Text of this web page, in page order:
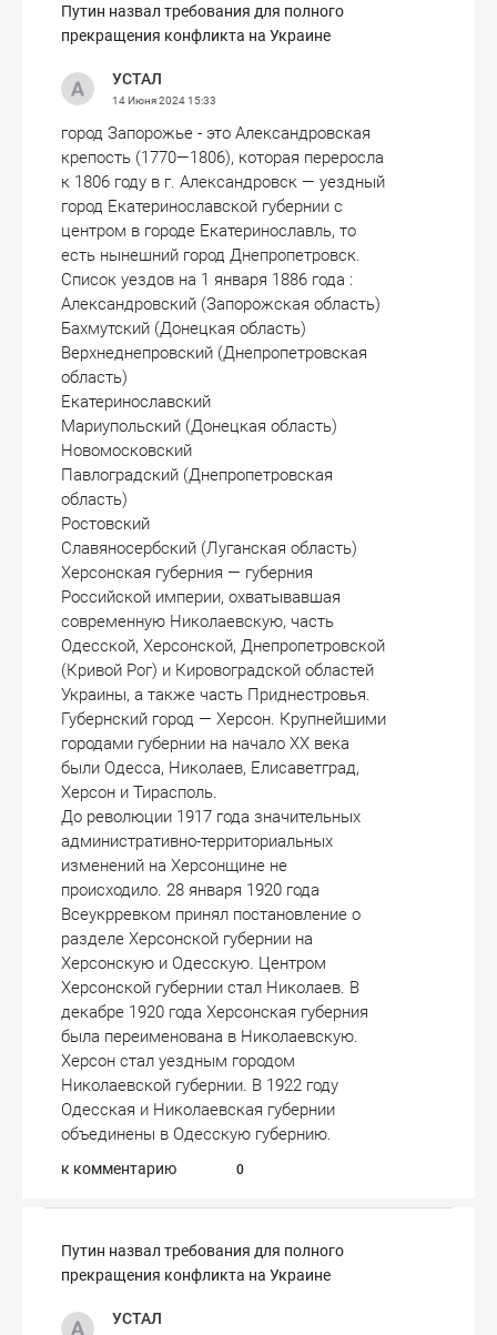
Путин назвал требования для полного
прекращения конфликта на Украине
УСТАЛ
14 Июня 202415:33
город Запорожье - это Александровская
крепость (1770—1806), которая переросла
к 1806 году в г. Александровск — уездный
город Екатеринославской губернии с
центром в городе Екатеринославль, то
есть нынешний город Днепропетровск.
Список уездов на 1 января 1886 года :
Александровский (Запорожская область)
Бахмутский (Донецкая область)
Верхнеднепровский (Днепропетровская
область)
Екатеринославский
Мариупольский (Донецкая область)
Новомосковский
Павлоградский (Днепропетровская
область)
Ростовский
Славяносербский (Луганская область)
Херсонская губерния — губерния
Российской империи, охватывавшая
современную Николаевскую, часть
Одесской, Херсонской, Днепропетровской
(Кривой Рог) и Кировоградской областей
Украины, а также часть Приднестровья.
Губернский город — Херсон. Крупнейшими
городами губернии на начало XX века
были Одесса, Николаев, Елисаветград,
Херсон и Тирасполь.
До революции 1917 года значительных
административно-территориальных
изменений на Херсонщине не
происходило. 28 января 1920 года
Всеукрревком принял постановление о
разделе Херсонской губернии на
Херсонскую и Одесскую. Центром
Херсонской губернии стал Николаев. В
декабре 1920 года Херсонская губерния
была переименована в Николаевскую.
Херсон стал уездным городом
Николаевской губернии. В 1922 году
Одесская и Николаевская губернии
объединены в Одесскую губернию.
к комментарию 0
Путин назвал требования для полного
прекращения конфликта на Украине
УСТАЛ